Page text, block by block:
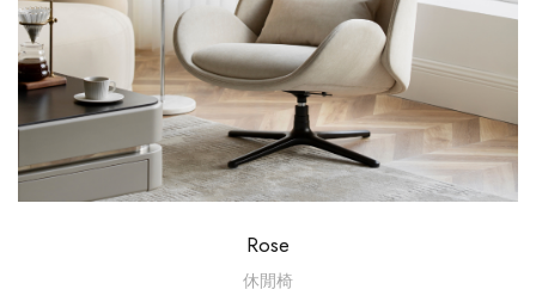
Rose
休閒椅